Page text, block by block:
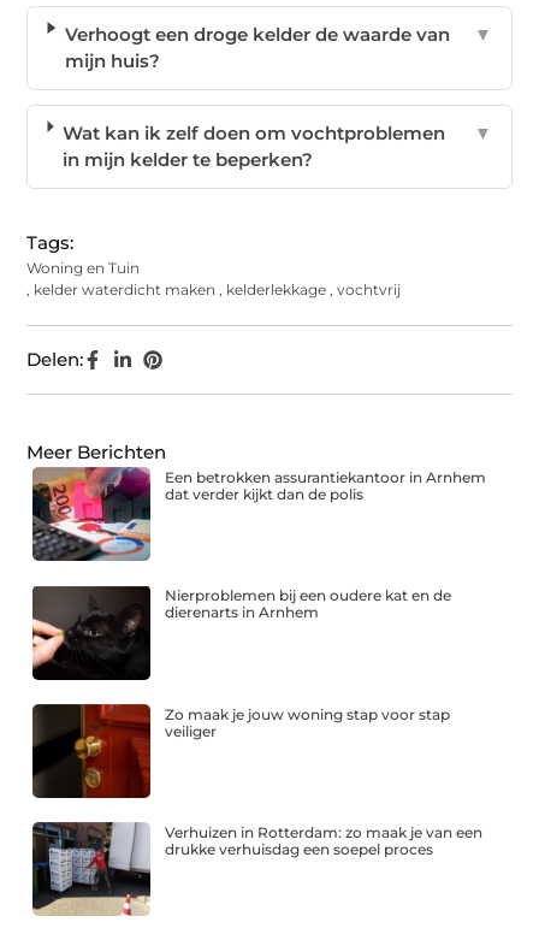
Verhoogt een droge kelder de waarde van
mijn huis?
▼
Wat kan ik zelf doen om vochtproblemen
in mijn kelder te beperken?
▼
Tags:
Woning en Tuin
, kelder waterdicht maken , kelderlekkage ,vochtvrij
Delen:
Meer Berichten
Een betrokken assurantiekantoor in Arnhem
dat verder kijkt dan de polis
Nierproblemen bij een oudere kat en de
dierenarts in Arnhem
Zo maak je jouw woning stap voor stap
veiliger
Verhuizen in Rotterdam: zo maak je van een
drukke verhuisdag een soepel proces